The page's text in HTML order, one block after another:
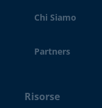
Chi Siamo
Partners
Risorse